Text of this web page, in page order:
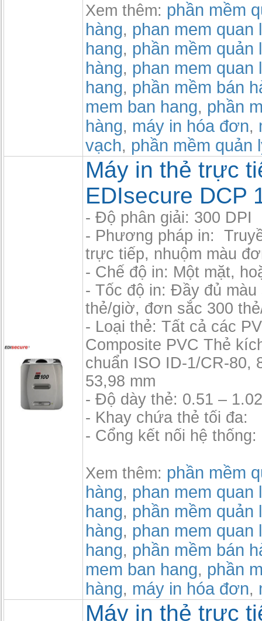
Xem thêm: phần mềm
hàng, phan mem quan
hang, phần mềm quản
hàng, phan mem quan
hang, phần mềm bán
mem ban hang, phần
hàng, máy in hóa đơn,
vạch, phần mềm quản
Máy in thẻ trực
EDIsecure DCP
- Độ phân giải: 300 DPI
- Phương pháp in:
trực tiếp, nhuộm màu
- Chế độ in: Một mặt,
- Tốc độ in: Đầy đủ màu
thẻ/giờ, đơn sắc 300
- Loại thẻ: Tất cả các
Composite PVC Thẻ
chuẩn ISO ID-1/CR-80,
53,98 mm
- Độ dày thẻ: 0.51 –
- Khay chứa thẻ tối đa:
- Cổng kết nối hệ thống:
Xem thêm: phần mềm
hàng, phan mem quan
hang, phần mềm quản
hàng, phan mem quan
hang, phần mềm bán
mem ban hang, phần
hàng, máy in hóa đơn,
Máy in thẻ trực